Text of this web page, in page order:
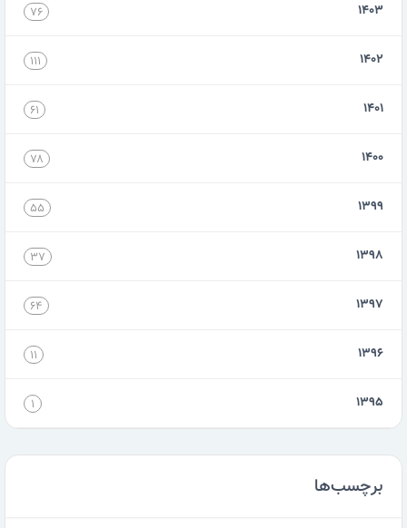
۱۴۰۳ ۷۶
۱۴۰۲ ۱۱۱
۱۴۰۱ ۶۱
۱۴۰۰ ۷۸
۱۳۹۹ ۵۵
۱۳۹۸ ۳۷
۱۳۹۷ ۶۴
۱۳۹۶ ۱۱
۱۳۹۵ ۱
برچسب‌ها